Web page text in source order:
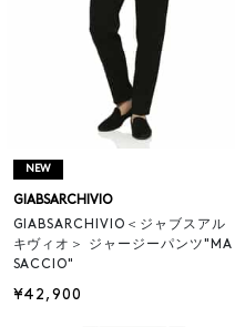
NEW
GIABSARCHIVIO
GIABSARCHIVIO＜ジャブスアル
キヴィオ＞ ジャージーパンツ"MA
SACCIO"
¥42,900